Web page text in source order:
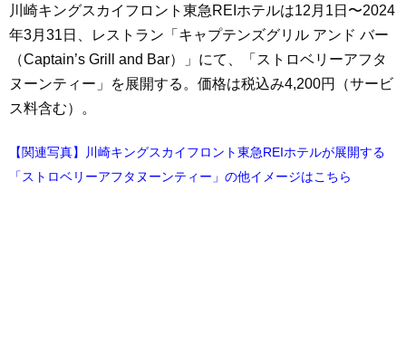
川崎キングスカイフロント東急REIホテルは12月1日〜2024
年3月31日、レストラン「キャプテンズグリル アンド バー
（Captain’s Grill and Bar）」にて、「ストロベリーアフタ
ヌーンティー」を展開する。価格は税込み4,200円（サービ
ス料含む）。
【関連写真】川崎キングスカイフロント東急REIホテルが展開する
「ストロベリーアフタヌーンティー」の他イメージはこちら